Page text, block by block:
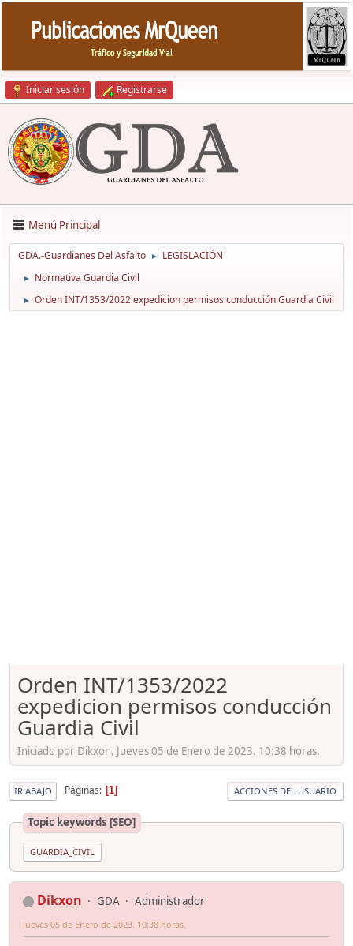
Iniciar sesión Registrarse
Menú Principal
GDA.-Guardianes Del Asfalto ► LEGISLACIÓN
► Normativa Guardia Civil
► Orden INT/1353/2022 expedicion permisos conducción Guardia Civil
Orden INT/1353/2022
expedicion permisos conducción
Guardia Civil
Iniciado por Dikxon, Jueves 05 de Enero de 2023. 10:38 horas.
IR ABAJO Páginas 1 ACCIONES DEL USUARIO
Topic keywords [SEO]
GUARDIA_CIVIL
Dikxon GDA Administrador
Jueves 05 de Enero de 2023. 10:38 horas.